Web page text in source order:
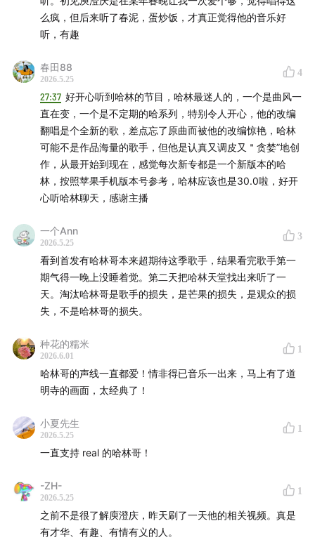
庾澄庆, 张信哲 - 爱转动
庾澄庆 - 热情的沙漠
庾澄庆 - 春泥
庾澄庆 - 老实情歌
庾澄庆 - 一个心跳的距离
庾澄庆 - 对你爱不完
Contacts
听友群: looperfm (+微信小助手)
Email: looperfm@163.com
卧谈会GPS🧭
男生宿舍
陶喆 王力宏
谢霆锋
关楚耀
黄家强
李克勤 吕方 雷颂德
杜德伟 小虫
周华健
张洪量 李泉
任贤齐 吴克群 黄义达 苏见信
么疯，但后来听了春泥，蛋炒饭，才真正觉得他的音乐好
听，有趣
春田88
2026.5.25
4
27:37 好开心听到哈林的节目，哈林最迷人的，一个是曲风一
直在变，一个是不定期的哈系列，特别令人开心，他的改编
翻唱是个全新的歌，差点忘了原曲而被他的改编惊艳，哈林
可能不是作品海量的歌手，但他是认真又调皮又＂贪婪”地创
作，从最开始到现在，感觉每次新专都是一个新版本的哈
林，按照苹果手机版本号参考，哈林应该也是30.0啦，好开
心听哈林聊天，感谢主播
一个Ann
2026.5.25
3
看到首发有哈林哥本来超期待这季歌手，结果看完歌手第一
期气得一晚上没睡着觉。第二天把哈林天堂找出来听了一
天。淘汰哈林哥是歌手的损失，是芒果的损失，是观众的损
失，不是哈林哥的损失。
种花的糯米
2026.6.01
1
哈林哥的声线一直都爱！情非得已音乐一出来，马上有了道
明寺的画面，太经典了！
小夏先生
2026.5.25
1
一直支持 real 的哈林哥！
-ZH-
2026.5.25
1
之前不是很了解庾澄庆，昨天刷了一天他的相关视频。真是
有才华、有趣、有情有义的人。